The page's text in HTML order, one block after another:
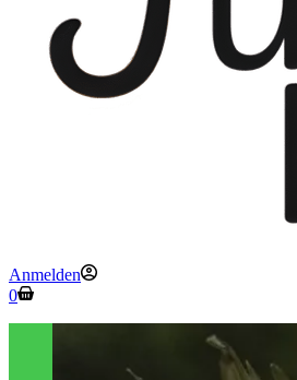
Anmelden
Warenkorb
0